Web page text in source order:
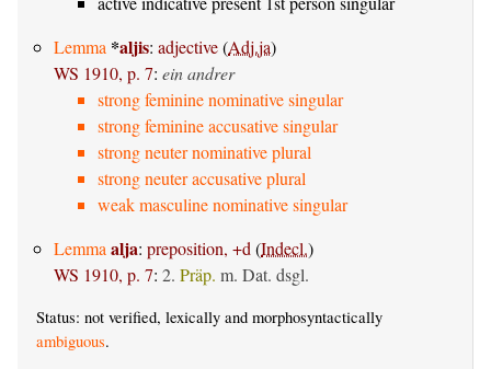
Lemma *aljis: adjective(Adj.ja)
WS 1910, p. 7: ein andrer
strong feminine nominative singular
strong feminine accusative singular
strong neuter nominative plural
strong neuter accusative plural
weak masculine nominative singular
Lemma alja: preposition, +d (Indecl.)
WS 1910, p. 7: 2. Präp. m. Dat. dsgl.
Status: not verified, lexically and morphosyntactically
ambiguous.